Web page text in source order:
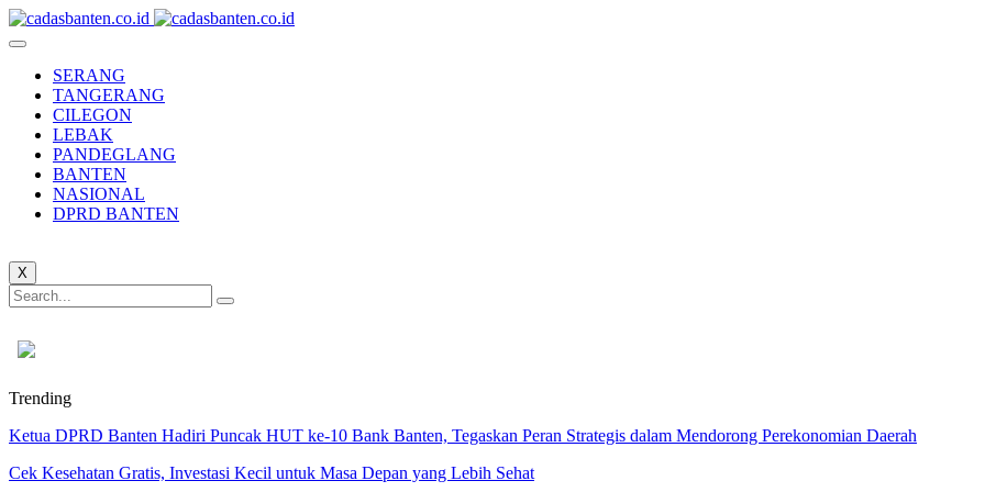
SERANG
TANGERANG
CILEGON
LEBAK
PANDEGLANG
BANTEN
NASIONAL
DPRD BANTEN
X
Trending
Ketua DPRD Banten Hadiri Puncak HUT ke-10 Bank Banten, Tegaskan Peran Strategis dalam Mendorong Perekonomian Daerah
Cek Kesehatan Gratis, Investasi Kecil untuk Masa Depan yang Lebih Sehat